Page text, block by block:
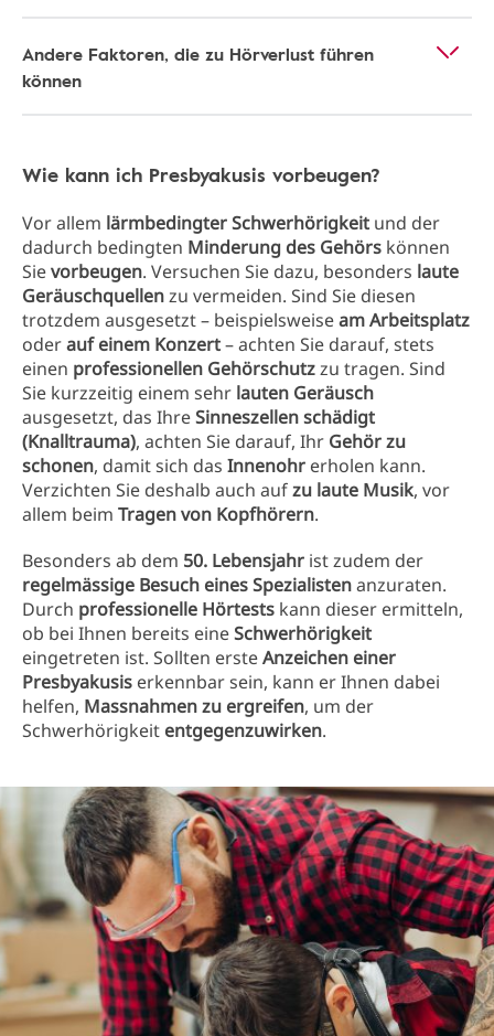
Andere Faktoren, die zu Hörverlust führen
können
Wie kann ich Presbyakusis vorbeugen?
Vor allem lärmbedingter Schwerhörigkeit und der
dadurch bedingten Minderung des Gehörs können
Sievorbeugen. Versuchen Sie dazu, besonders laute
Geräuschquellenzu vermeiden. Sind Sie diesen
trotzdem ausgesetzt – beispielsweiseam Arbeitsplatz
oderauf einem Konzert– achten Sie darauf, stets
einen professionellen Gehörschutzzu tragen. Sind
Sie kurzzeitig einem sehr lauten Geräusch
ausgesetzt, das IhreSinneszellen schädigt
(Knalltrauma), achten Sie darauf, Ihr Gehör zu
schonen, damit sich das Innenohr erholen kann.
Verzichten Sie deshalb auch aufzu laute Musik, vor
allem beim Tragen von Kopfhörern.
Besonders ab dem 50. Lebensjahr ist zudem der
regelmässige Besuch eines Spezialistenanzuraten.
Durch professionelle Hörtests kann dieser ermitteln,
ob bei Ihnen bereits eineSchwerhörigkeit
eingetreten ist. Sollten ersteAnzeichen einer
Presbyakusis erkennbar sein, kann er Ihnen dabei
helfen, Massnahmen zu ergreifen, um der
Schwerhörigkeit entgegenzuwirken.